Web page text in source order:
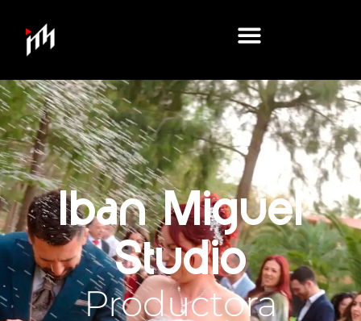
Iban Miguel
Studio
Productora